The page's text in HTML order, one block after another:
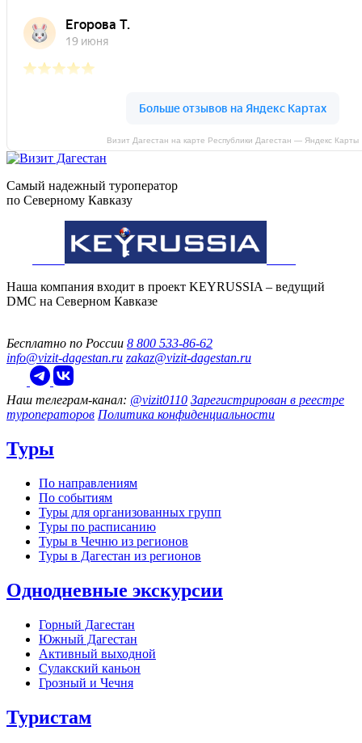
Визит Дагестан на карте Республики Дагестан — Яндекс Карты
Самый надежный туроператор
по Северному Кавказу
Наша компания входит в проект KEYRUSSIA – ведущий
DMC на Северном Кавказе
Бесплатно по России 8 800 533-86-62
info@vizit-dagestan.ru zakaz@vizit-dagestan.ru
Наш телеграм‑канал: @vizit0110 Зарегистрирован в реестре
туроператоров Политика конфиденциальности
Туры
По направлениям
По событиям
Туры для организованных групп
Туры по расписанию
Туры в Чечню из регионов
Туры в Дагестан из регионов
Однодневные экскурсии
Горный Дагестан
Южный Дагестан
Активный выходной
Сулакский каньон
Грозный и Чечня
Туристам